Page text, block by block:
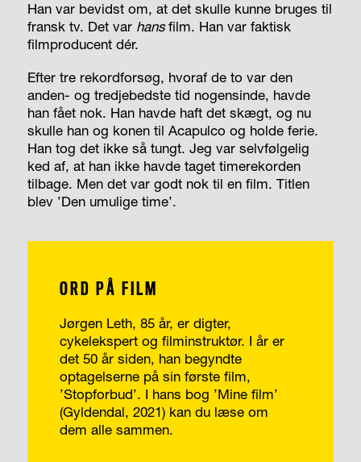
Han var bevidst om, at det skulle kunne bruges til
fransk tv. Det var hansfilm. Han var faktisk
filmproducent dér.
Efter tre rekordforsøg, hvoraf de to var den
anden- og tredjebedste tid nogensinde, havde
han fået nok. Han havde haft det skægt, og nu
skulle han og konen til Acapulco og holde ferie.
Han tog det ikke så tungt. Jeg var selvfølgelig
ked af, at han ikke havde taget timerekorden
tilbage. Men det var godt nok til en film. Titlen
blev ’Den umulige time’.
ORD PÅ FILM
Jørgen Leth, 85 år, er digter,
cykelekspert og filminstruktør. I år er
det 50 år siden, han begyndte
optagelserne på sin første film,
’Stopforbud’. I hans bog ’Mine film’
(Gyldendal, 2021) kan du læse om
dem alle sammen.